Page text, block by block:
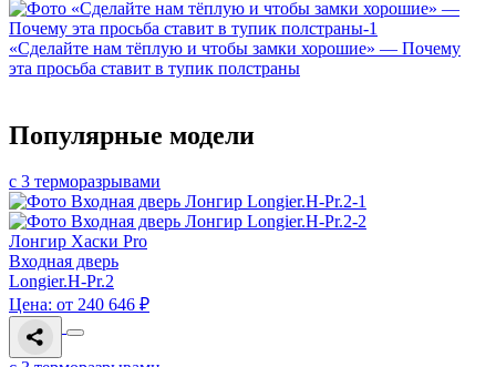
«Сделайте нам тёплую и чтобы замки хорошие» — Почему
эта просьба ставит в тупик полстраны
Популярные модели
с 3 терморазрывами
Лонгир Хаски Pro
Входная дверь
Longier.H-Pr.2
Цена: от 240 646 ₽